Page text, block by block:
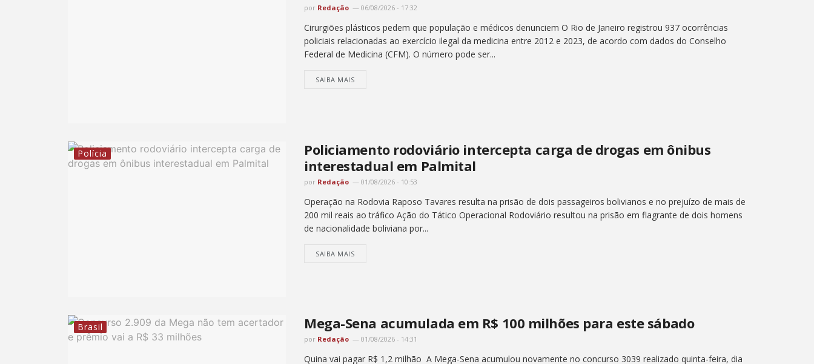
por Redação 06/08/2026 - 17:32
Cirurgiões plásticos pedem que população e médicos denunciem O Rio de Janeiro registrou 937 ocorrências
policiais relacionadas ao exercício ilegal da medicina entre 2012 e 2023, de acordo com dados do Conselho
Federal de Medicina (CFM). O número pode ser...
SAIBA MAIS
Polícia
Policiamento rodoviário intercepta carga de drogas em ônibus
interestadual em Palmital
por Redação 01/08/2026 - 10:53
Operação na Rodovia Raposo Tavares resulta na prisão de dois passageiros bolivianos e no prejuízo de mais de
200 mil reais ao tráfico Ação do Tático Operacional Rodoviário resultou na prisão em flagrante de dois homens
de nacionalidade boliviana por...
SAIBA MAIS
Brasil Mega-Sena acumulada em R$ 100 milhões para este sábado
por Redação 01/08/2026 - 14:31
Quina vai pagar R$ 1,2 milhão A Mega-Sena acumulou novamente no concurso 3039 realizado quinta-feira, dia